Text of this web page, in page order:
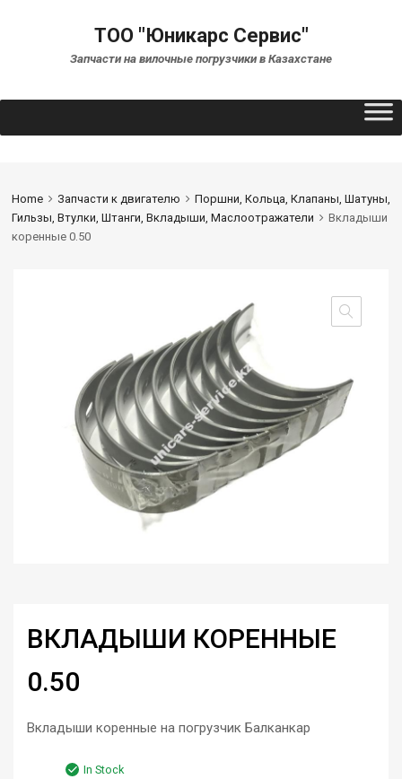
ТОО "Юникарс Сервис"
Запчасти на вилочные погрузчики в Казахстане
Home Запчасти к двигателю
Поршни, Кольца, Клапаны, Шатуны,
Гильзы, Втулки, Штанги, Вкладыши, Маслоотражатели
Вкладыши
коренные 0.50
ВКЛАДЫШИ КОРЕННЫЕ
0.50
Вкладыши коренные на погрузчик Балканкар
In Stock